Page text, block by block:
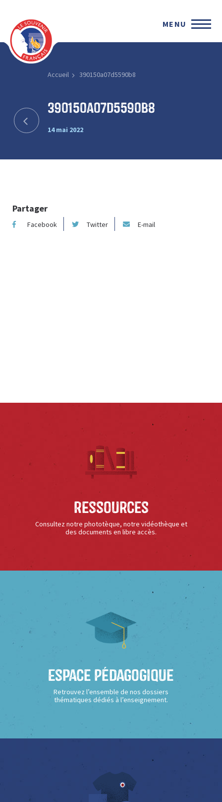
MENU
Accueil 390150a07d5590b8
390150a07d5590b8
14 mai 2022
Partager
Facebook Twitter E-mail
Ressources
Consultez notre phototèque, notre vidéothèque et
des documents en libre accès.
Espace Pédagogique
Retrouvez l’ensemble de nos dossiers
thématiques dédiés à l’enseignement.